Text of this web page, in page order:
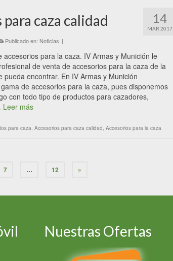
14
MAR 2017
caza calidad
Publicado en: Noticias |
accesorios para la caza. IV Armas y Munición le
de venta de accesorios para la caza de la
pueda encontrar. En IV Armas y Munición
de accesorios para la caza, pues disponemos
con todo tipo de productos para cazadores,
Leer más
para caza, Accesorios para caza calidad, Accesorios para la caza
7 … 12 »
Nuestras Ofertas